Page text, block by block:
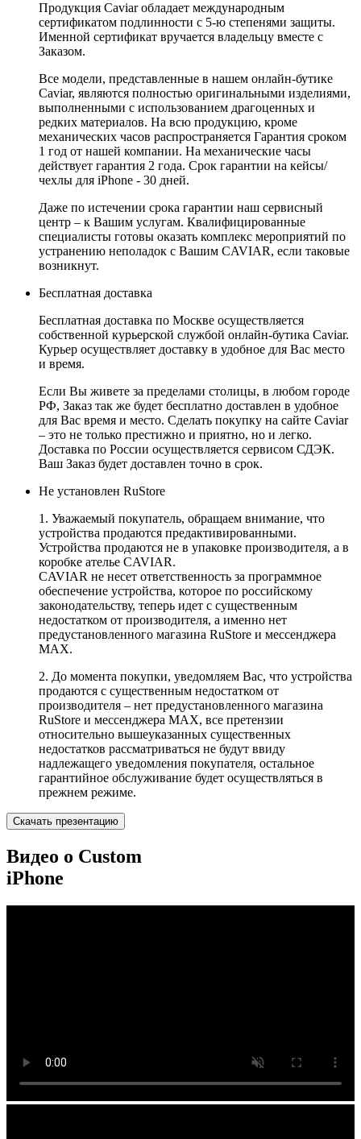
Продукция Caviar обладает международным
сертификатом подлинности с 5-ю степенями защиты.
Именной сертификат вручается владельцу вместе с
Заказом.
Все модели, представленные в нашем онлайн-бутике
Caviar, являются полностью оригинальными изделиями,
выполненными с использованием драгоценных и
редких материалов. На всю продукцию, кроме
механических часов распространяется Гарантия сроком
1 год от нашей компании. На механические часы
действует гарантия 2 года. Срок гарантии на кейсы/
чехлы для iPhone - 30 дней.
Даже по истечении срока гарантии наш сервисный
центр – к Вашим услугам. Квалифицированные
специалисты готовы оказать комплекс мероприятий по
устранению неполадок с Вашим CAVIAR, если таковые
возникнут.
Бесплатная доставка
Бесплатная доставка по Москве осуществляется
собственной курьерской службой онлайн-бутика Caviar.
Курьер осуществляет доставку в удобное для Вас место
и время.
Если Вы живете за пределами столицы, в любом городе
РФ, Заказ так же будет бесплатно доставлен в удобное
для Вас время и место. Сделать покупку на сайте Caviar
– это не только престижно и приятно, но и легко.
Доставка по России осуществляется сервисом СДЭК.
Ваш Заказ будет доставлен точно в срок.
Не установлен RuStore
1. Уважаемый покупатель, обращаем внимание, что
устройства продаются предактивированными.
Устройства продаются не в упаковке производителя, а в
коробке ателье CAVIAR.
CAVIAR не несет ответственность за программное
обеспечение устройства, которое по российскому
законодательству, теперь идет с существенным
недостатком от производителя, а именно нет
предустановленного магазина RuStore и мессенджера
MAX.
2. До момента покупки, уведомляем Вас, что устройства
продаются с существенным недостатком от
производителя – нет предустановленного магазина
RuStore и мессенджера MAX, все претензии
относительно вышеуказанных существенных
недостатков рассматриваться не будут ввиду
надлежащего уведомления покупателя, остальное
гарантийное обслуживание будет осуществляться в
прежнем режиме.
Скачать презентацию
Видео о Custom
iPhone